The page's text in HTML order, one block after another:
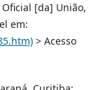
[da] União,
em:
> Acesso